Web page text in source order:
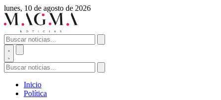
lunes, 10 de agosto de 2026
Inicio
Política